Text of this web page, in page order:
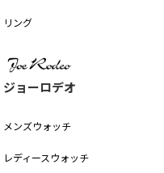
リング
ジョーロデオ
メンズウォッチ
レディースウォッチ